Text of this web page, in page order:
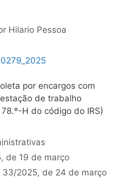
Hilario Pessoa
por encargos com
de trabalho
H do código do IRS)
de 19 de março
33/2025, de 24 de março